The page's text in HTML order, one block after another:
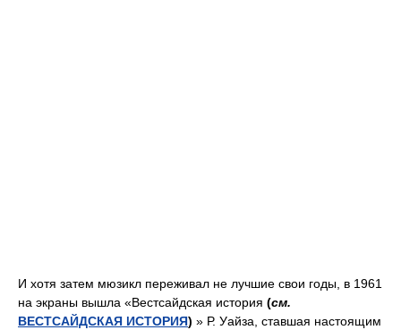
И хотя затем мюзикл переживал не лучшие свои годы, в 1961
на экраны вышла «Вестсайдская история (см.
ВЕСТСАЙДСКАЯ ИСТОРИЯ) » Р. Уайза, ставшая настоящим